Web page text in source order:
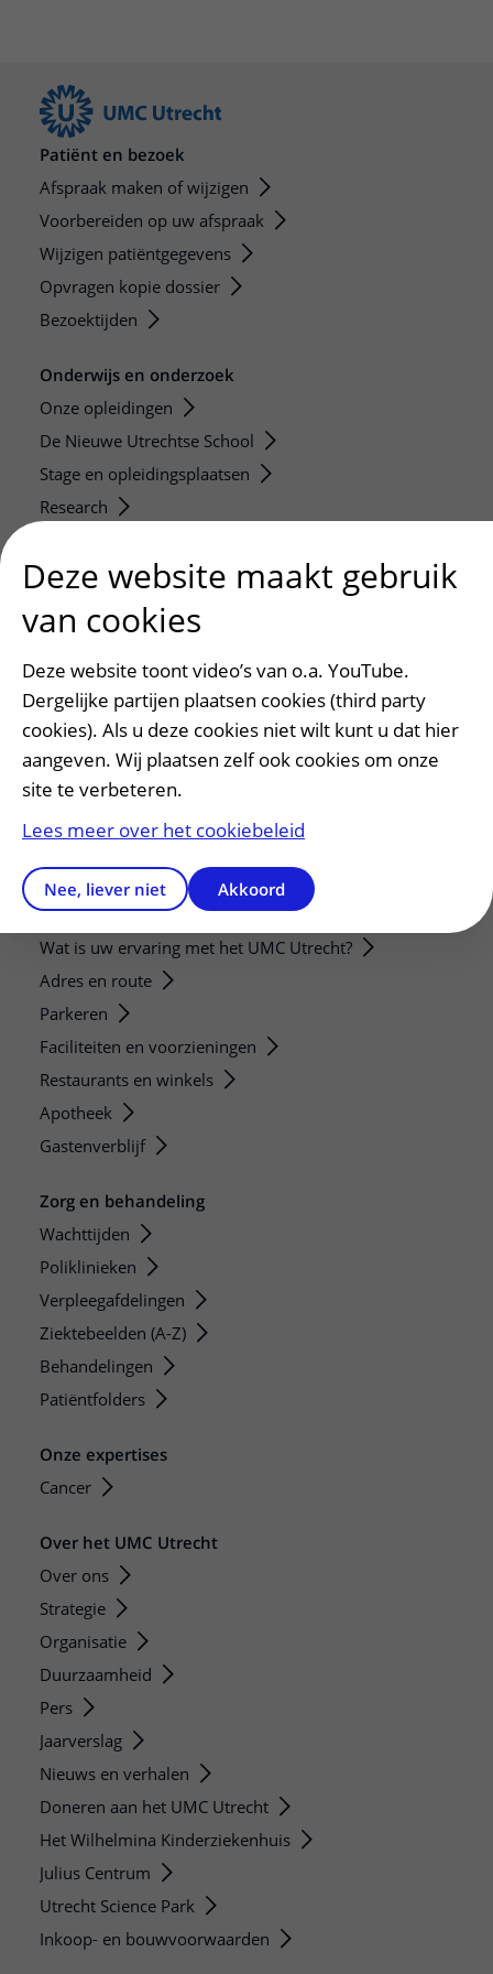
Patiënt en bezoek
Afspraak maken of wijzigen
Voorbereiden op uw afspraak
Wijzigen patiëntgegevens
Opvragen kopie dossier
Bezoektijden
Onderwijs en onderzoek
Onze opleidingen
De Nieuwe Utrechtse School
Stage en opleidingsplaatsen
Research
Research groups
Research technologies
Verwijzers
Mijn patiënt verwijzen
Teleconsult aanvragen
Diagnostiek aanvragen
Zorgverlenersportaal
Service, contact en faciliteiten
Contact
Wat is uw ervaring met het UMC Utrecht?
Adres en route
Parkeren
Faciliteiten en voorzieningen
Restaurants en winkels
Apotheek
Gastenverblijf
Zorg en behandeling
Wachttijden
Poliklinieken
Verpleegafdelingen
Ziektebeelden (A-Z)
Behandelingen
Patiëntfolders
Onze expertises
Cancer
Over het UMC Utrecht
Over ons
Strategie
Organisatie
Duurzaamheid
Pers
Jaarverslag
Nieuws en verhalen
Doneren aan het UMC Utrecht
Het Wilhelmina Kinderziekenhuis
Julius Centrum
Utrecht Science Park
Inkoop- en bouwvoorwaarden
Deze website maakt gebruik
van cookies
Deze website toont video’s van o.a. YouTube.
Dergelijke partijen plaatsen cookies (third party
cookies). Als u deze cookies niet wilt kunt u dat hier
aangeven. Wij plaatsen zelf ook cookies om onze
site te verbeteren.
Lees meer over het cookiebeleid
Nee, liever niet Akkoord